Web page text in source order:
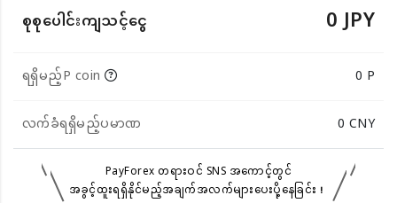
စုစုပေါင်းကျသင့်ငွေ 0 JPY
ရရှိမည့်P coin
0 P
လက်ခံရရှိမည့်ပမာဏ
0CNY
PayForex တရားဝင် SNS အကောင့်တွင်
အခွင့်ထူးရရှိနိုင်မည့်အချက်အလက်များပေးပို့နေခြင်း！